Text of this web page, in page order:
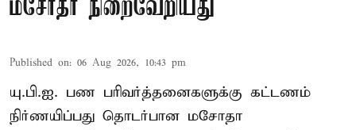
மசோதா நிறைவேறியது
Published on: 06 Aug 2026, 10:43 pm
யு.பி.ஐ. பண பரிவர்த்தனைகளுக்கு கட்டணம்
நிர்ணயிப்பது தொடர்பான மசோதா